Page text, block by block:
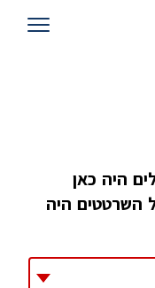
היה כאן
השרטטים היה
שהשרטטים
אם הכלים בהם